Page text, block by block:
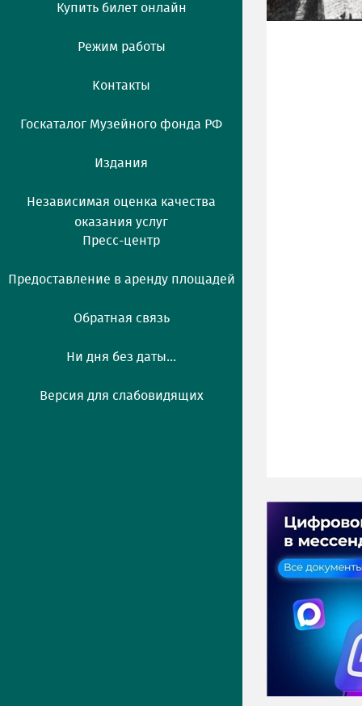
Купить билет онлайн
Режим работы
Контакты
Госкаталог Музейного фонда РФ
Издания
Независимая оценка качества
оказания услуг
Пресс-центр
Предоставление в аренду площадей
Обратная связь
Ни дня без даты...
Версия для слабовидящих